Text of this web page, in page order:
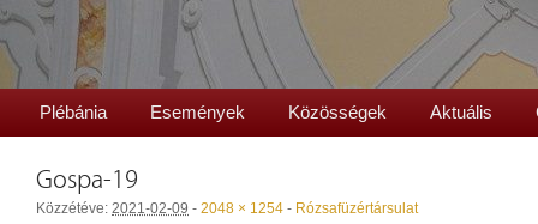
Plébánia Események Közösségek Aktuális
Gospa-19
Közzétéve: 2021-02-09 - 2048 × 1254 - Rózsafüzértársulat